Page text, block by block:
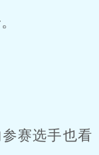
赛选手也看